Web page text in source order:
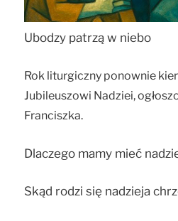
Ubodzy patrzą w niebo
Rok liturgiczny ponownie
Jubileuszowi Nadziei,
Franciszka.
Dlaczego mamy mieć
Skąd rodzi się nadzieja